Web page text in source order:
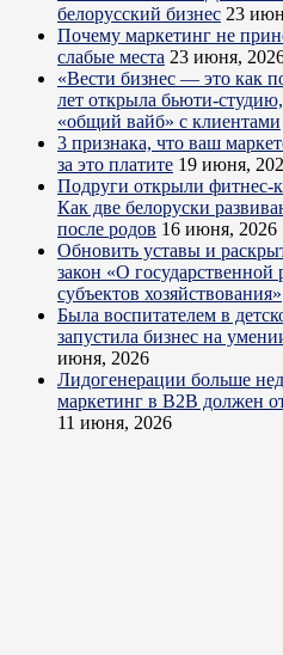
белорусский бизнес 23
Почему маркетинг не
слабые места 23 июня,
«Вести бизнес — это как
лет открыла бьюти-
«общий вайб» с клиентами
3 признака, что ваш
за это платите 19 июня,
Подруги открыли фитнес-
Как две белоруски
после родов 16 июня, 2026
Обновить уставы и
закон «О
субъектов хозяйствования»
Была воспитателем в
запустила бизнес на
июня, 2026
Лидогенерации больше
маркетинг в B2B должен
11 июня, 2026